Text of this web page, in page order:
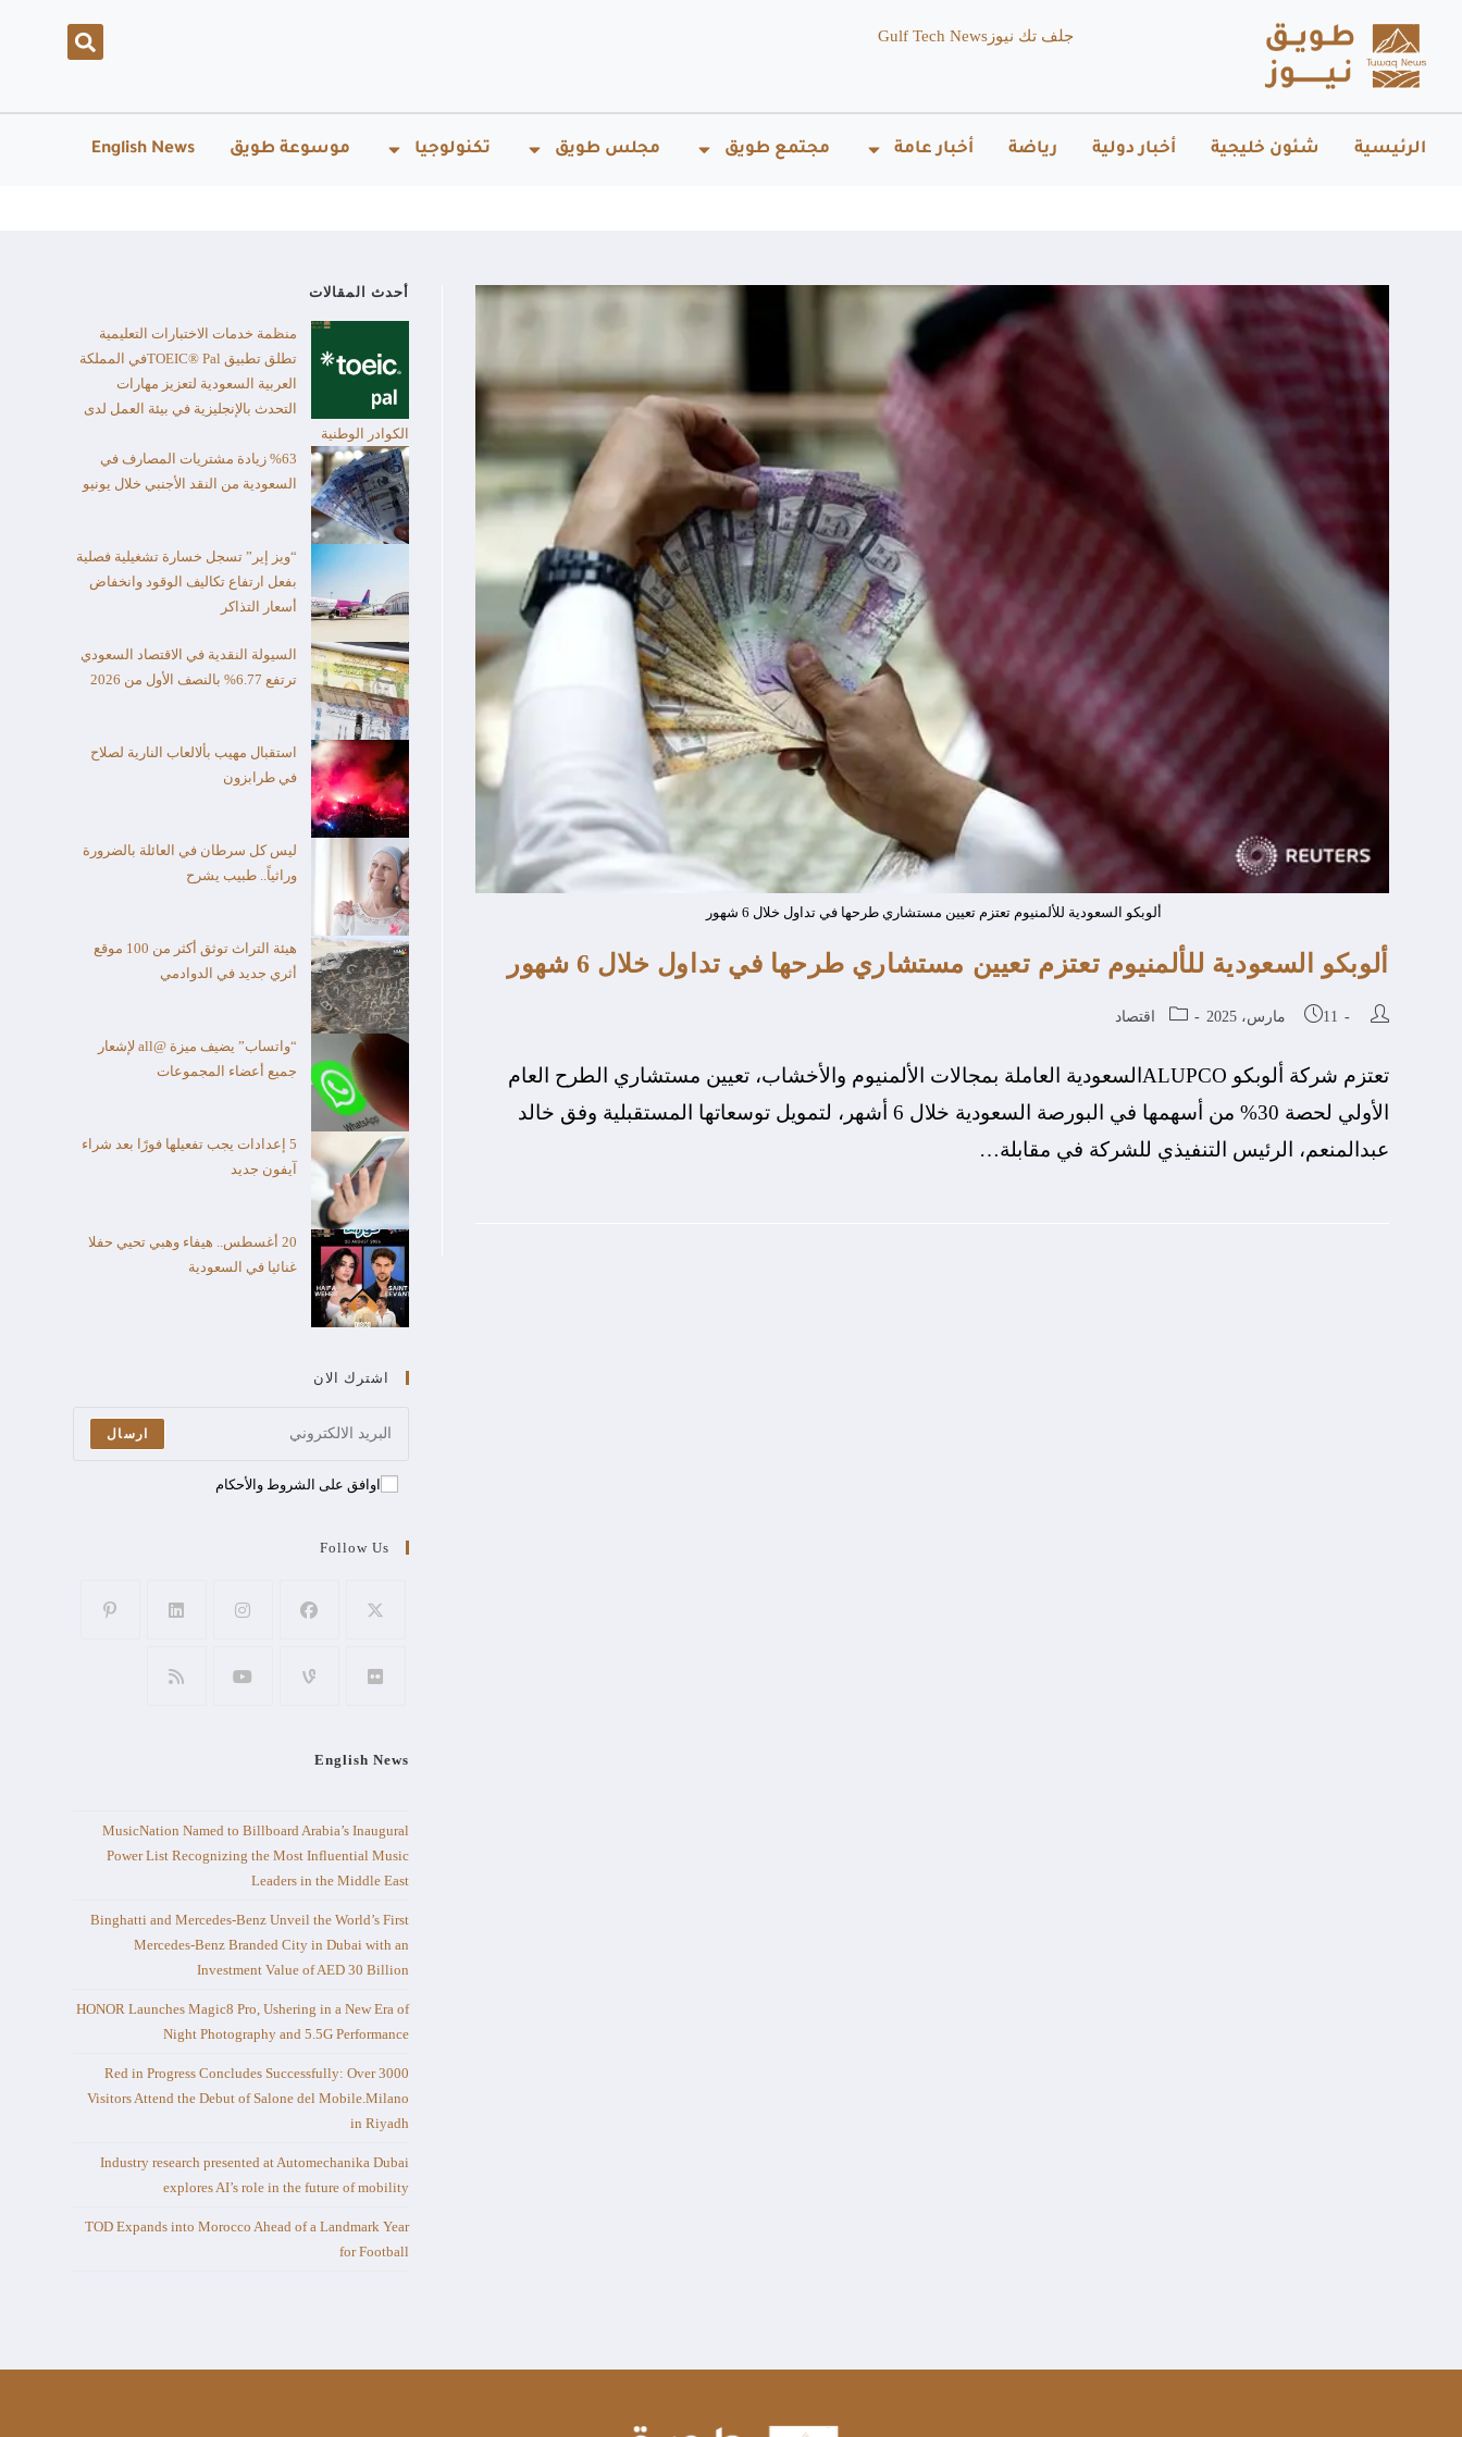
جلف تك نيوز Gulf Tech News
الرئيسية شئون خليجية أخبار دولية رياضة أخبار عامة مجتمع طويق مجلس طويق تكنولوجيا موسوعة طويق English News
ألوبكو السعودية للألمنيوم تعتزم تعيين مستشاري طرحها في تداول خلال 6 شهور
ألوبكو السعودية للألمنيوم تعتزم تعيين مستشاري طرحها في تداول خلال 6 شهور
11 مارس، 2025 اقتصاد
تعتزم شركة ألوبكو ALUPCOالسعودية العاملة بمجالات الألمنيوم والأخشاب، تعيين مستشاري الطرح العام
الأولي لحصة 30% من أسهمها في البورصة السعودية خلال 6 أشهر، لتمويل توسعاتها المستقبلية وفق خالد
عبدالمنعم، الرئيس التنفيذي للشركة في مقابلة…
أحدث المقالات
منظمة خدمات الاختبارات التعليمية
تطلق تطبيق TOEIC® Palفي المملكة
العربية السعودية لتعزيز مهارات
التحدث بالإنجليزية في بيئة العمل لدى
الكوادر الوطنية
%63 زيادة مشتريات المصارف في
السعودية من النقد الأجنبي خلال يونيو
“ويز إير” تسجل خسارة تشغيلية فصلية
بفعل ارتفاع تكاليف الوقود وانخفاض
أسعار التذاكر
السيولة النقدية في الاقتصاد السعودي
ترتفع 6.77% بالنصف الأول من 2026
استقبال مهيب بألالعاب النارية لصلاح
في طرابزون
ليس كل سرطان في العائلة بالضرورة
وراثياً.. طبيب يشرح
هيئة التراث توثق أكثر من 100 موقع
أثري جديد في الدوادمي
“واتساب” يضيف ميزة @all لإشعار
جميع أعضاء المجموعات
5 إعدادات يجب تفعيلها فورًا بعد شراء
آيفون جديد
20 أغسطس.. هيفاء وهبي تحيي حفلا
غنائيا في السعودية
اشترك الان
ارسال
اوافق على الشروط والأحكام
Follow Us
English News
MusicNation Named to Billboard Arabia’s Inaugural
Power List Recognizing the Most Influential Music
Leaders in the Middle East
Binghatti and Mercedes-Benz Unveil the World’s First
Mercedes-Benz Branded City in Dubai with an
Investment Value of AED 30 Billion
HONOR Launches Magic8 Pro, Ushering in a New Era of
Night Photography and 5.5G Performance
Red in Progress Concludes Successfully: Over 3000
Visitors Attend the Debut of Salone del Mobile.Milano
in Riyadh
Industry research presented at Automechanika Dubai
explores AI’s role in the future of mobility
TOD Expands into Morocco Ahead of a Landmark Year
for Football